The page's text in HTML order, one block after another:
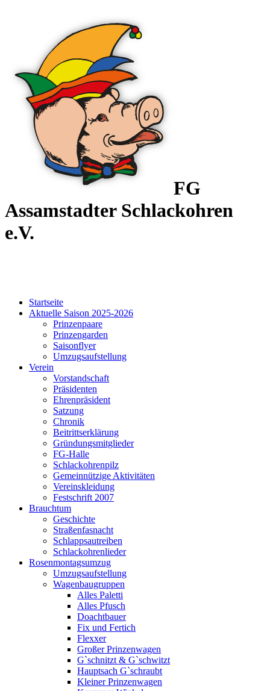
FG
Assamstadter Schlackohren
e.V.
Startseite
Aktuelle Saison 2025-2026
Prinzenpaare
Prinzengarden
Saisonflyer
Umzugsaufstellung
Verein
Vorstandschaft
Präsidenten
Ehrenpräsident
Satzung
Chronik
Beitrittserklärung
Gründungsmitglieder
FG-Halle
Schlackohrenpilz
Gemeinnützige Aktivitäten
Vereinskleidung
Festschrift 2007
Brauchtum
Geschichte
Straßenfasnacht
Schlappsautreiben
Schlackohrenlieder
Rosenmontagsumzug
Umzugsaufstellung
Wagenbaugruppen
Alles Paletti
Alles Pfusch
Doachtbauer
Fix und Fertich
Flexxer
Großer Prinzenwagen
Gˋschnitzt & Gˋschwitzt
Hauptsach G`schraubt
Kleiner Prinzenwagen